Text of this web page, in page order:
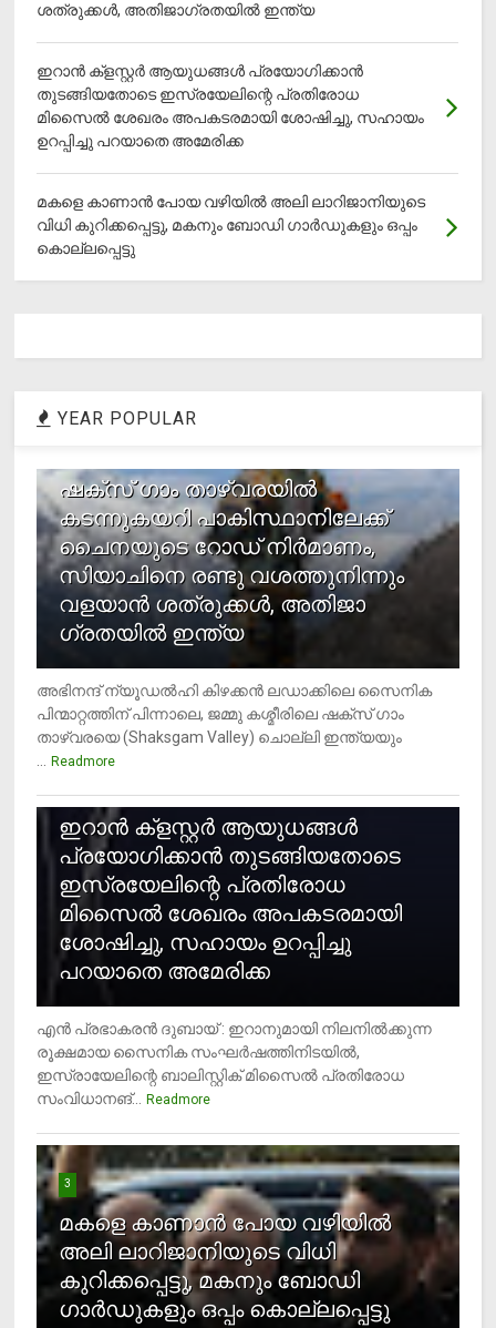
ശത്രുക്കൾ, അതിജാ​ഗ്രതയിൽ ഇന്ത്യ
ഇറാന്‍ ക്‌ളസ്റ്റര്‍ ആയുധങ്ങള്‍ പ്രയോഗിക്കാന്‍
തുടങ്ങിയതോടെ ഇസ്രയേലിന്റെ പ്രതിരോധ
മിസൈല്‍ ശേഖരം അപകടരമായി ശോഷിച്ചു, സഹായം
ഉറപ്പിച്ചു പറയാതെ അമേരിക്ക
മകളെ കാണാന്‍ പോയ വഴിയില്‍ അലി ലാറിജാനിയുടെ
വിധി കുറിക്കപ്പെട്ടു, മകനും ബോഡി ഗാര്‍ഡുകളും ഒപ്പം
കൊല്ലപ്പെട്ടു
YEAR POPULAR
ഷക്സ് ​ഗാം താഴ്‌വരയിൽ
കടന്നുകയറി പാകിസ്ഥാനിലേക്ക്
ചൈനയുടെ റോഡ് നിർമാണം,
സിയാചിനെ രണ്ടു വശത്തുനിന്നും
വളയാൻ ശത്രുക്കൾ, അതിജാ​
ഗ്രതയിൽ ഇന്ത്യ
അഭിനന്ദ് ന്യൂഡൽഹി കിഴക്കൻ ലഡാക്കിലെ സൈനിക
പിന്മാറ്റത്തിന് പിന്നാലെ, ജമ്മു കശ്മീരിലെ ഷക്സ് ​ഗാം
താഴ്‌വരയെ (Shaksgam Valley) ചൊല്ലി ഇന്ത്യയും
... Readmore
ഇറാന്‍ ക്‌ളസ്റ്റര്‍ ആയുധങ്ങള്‍
പ്രയോഗിക്കാന്‍ തുടങ്ങിയതോടെ
ഇസ്രയേലിന്റെ പ്രതിരോധ
മിസൈല്‍ ശേഖരം അപകടരമായി
ശോഷിച്ചു, സഹായം ഉറപ്പിച്ചു
പറയാതെ അമേരിക്ക
എന്‍ പ്രഭാകരന്‍ ദുബായ് : ഇറാനുമായി നിലനില്‍ക്കുന്ന
രൂക്ഷമായ സൈനിക സംഘര്‍ഷത്തിനിടയില്‍,
ഇസ്രായേലിന്റെ ബാലിസ്റ്റിക് മിസൈല്‍ പ്രതിരോധ
സംവിധാനങ്... Readmore
3
മകളെ കാണാന്‍ പോയ വഴിയില്‍
അലി ലാറിജാനിയുടെ വിധി
കുറിക്കപ്പെട്ടു, മകനും ബോഡി
ഗാര്‍ഡുകളും ഒപ്പം കൊല്ലപ്പെട്ടു